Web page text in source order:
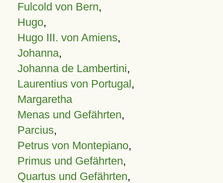
Fulcold von Bern,
Hugo,
Hugo III. von Amiens,
Johanna,
Johanna de Lambertini,
Laurentius von Portugal,
Margaretha
Menas und Gefährten,
Parcius,
Petrus von Montepiano,
Primus und Gefährten,
Quartus und Gefährten,